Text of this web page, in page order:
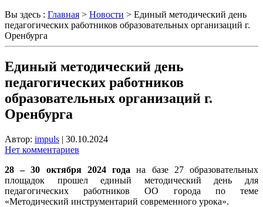
Вы здесь : Главная > Новости > Единый методический день
педагогических работников образовательных организаций г.
Оренбурга
Единый методический день
педагогических работников
образовательных организаций г.
Оренбурга
Автор: impuls | 30.10.2024
Нет комментариев
28 – 30 октября 2024 года на базе 27 образовательных
площадок прошел единый методический день для
педагогических работников ОО города по теме
«Методический инструментарий современного урока».